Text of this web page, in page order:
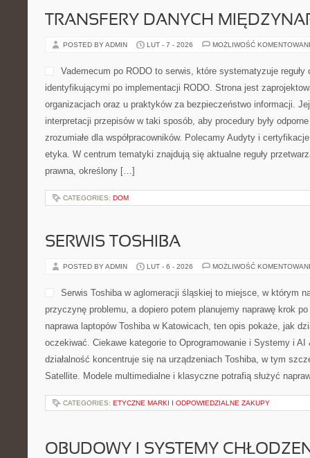
TRANSFERY DANYCH
POSTED BY ADMIN LUT - 7 - 2026 MOŻLIWOŚĆ
Vademecum po RODO to serwis, które systematyzuje reguły
identyfikującymi po implementacji RODO. Strona jest
organizacjach oraz u praktyków za bezpieczeństwo informacji.
interpretacji przepisów w taki sposób, aby procedury były
zrozumiałe dla współpracowników. Polecamy Audyty i
etyka. W centrum tematyki znajdują się aktualne reguły
prawna, określony […]
CATEGORIES: DOM
SERWIS TOSHIBA
POSTED BY ADMIN LUT - 6 - 2026 MOŻLIWOŚĆ
Serwis Toshiba w aglomeracji śląskiej to miejsce, w którym
przyczynę problemu, a dopiero potem planujemy naprawę krok
naprawa laptopów Toshiba w Katowicach, ten opis pokaże, jak
oczekiwać. Ciekawe kategorie to Oprogramowanie i Systemy i
działalność koncentruje się na urządzeniach Toshiba, w tym
Satellite. Modele multimedialne i klasyczne potrafią służyć
CATEGORIES: ETYCZNE MARKI I ODPOWIEDZIALNE ZAKUPY
OBUDOWY I SYSTEMY